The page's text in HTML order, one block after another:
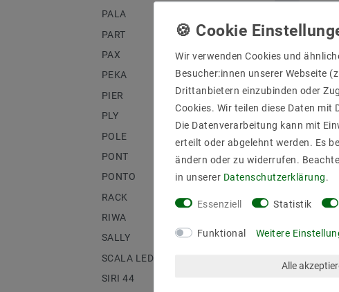
PALA
PART 2
PAX 2
PEKA 1
PIER 2
PLY
POLE
PONT 1
PONTO 2
RACK
RIWA
SALLY 1
SCALA LED
SIRI 44
Wir verwenden Cookies und
Besucher:innen unserer Webseite
Drittanbietern einzubinden oder
Cookies. Wir teilen diese Daten mit
Die Datenverarbeitung kann mit
erteilt oder abgelehnt werden. Es
ändern oder zu widerrufen.
in unserer Daten­schutz­erklärung.
Essenziell Statistik
Funktional Weitere
Alle